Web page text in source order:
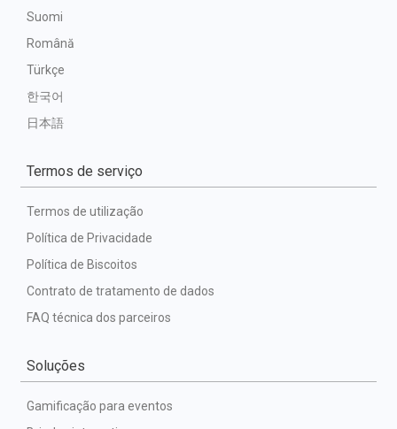
Suomi
Română
Türkçe
한국어
日本語
Termos de serviço
Termos de utilização
Política de Privacidade
Política de Biscoitos
Contrato de tratamento de dados
FAQ técnica dos parceiros
Soluções
Gamificação para eventos